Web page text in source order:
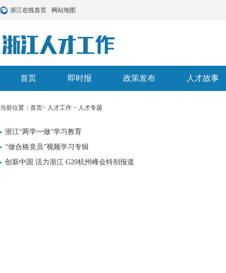
浙江在线首页 网站地图
首页 即时报 政策发布 人才故事
当前位置： 首页> 人才工作 > 人才专题
浙江“两学一做”学习教育
“做合格党员”视频学习专辑
创新中国 活力浙江 G20杭州峰会特别报道